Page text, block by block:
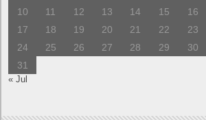
10
11 12 13 14 15
16
17
18 19 20 21 22
23
24
25 26 27 28 29
30
31
« Jul